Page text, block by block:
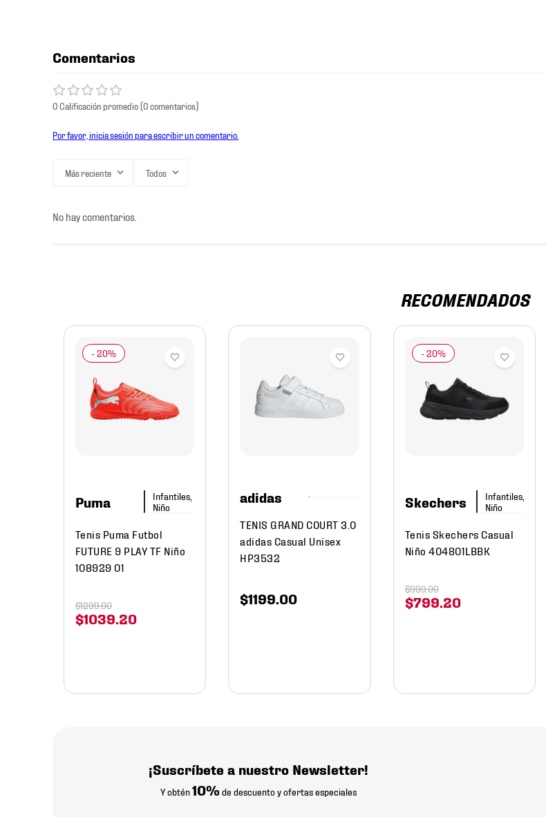
Comentarios
0 Calificación promedio(0 comentarios)
Por favor, inicia sesión para escribir un comentario.
Más reciente Todos
No hay comentarios.
RECOMENDADOS
Puma
Infantiles,
Niño
Tenis Puma Futbol
FUTURE 9 PLAY TF Niño
108929 01
$1039.20
$1299.00
adidas
TENIS GRAND COURT 3.0
adidas Casual Unisex
HP3532
$1199.00
Skechers
Infantiles,
Niño
Tenis Skechers Casual
Niño 404801LBBK
$799.20
$999.00
¡Suscríbete a nuestro Newsletter!
Y obtén10% de descuento y ofertas especiales